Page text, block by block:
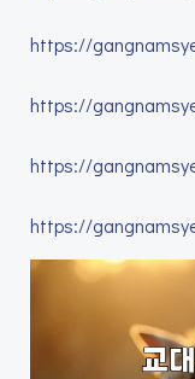
https://
https://
https://
https://